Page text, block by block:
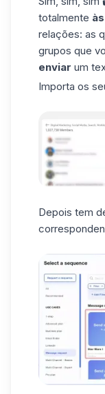
totalmente às
relações: as
grupos que
enviar um
Importa os
Depois tem